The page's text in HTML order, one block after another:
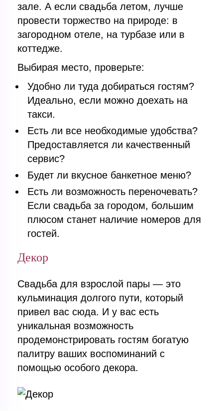
зале. А если свадьба летом, лучше
провести торжество на природе: в
загородном отеле, на турбазе или в
коттедже.
Выбирая место, проверьте:
Удобно ли туда добираться гостям?
Идеально, если можно доехать на
такси.
Есть ли все необходимые удобства?
Предоставляется ли качественный
сервис?
Будет ли вкусное банкетное меню?
Есть ли возможность переночевать?
Если свадьба за городом, большим
плюсом станет наличие номеров для
гостей.
Декор
Свадьба для взрослой пары — это
кульминация долгого пути, который
привел вас сюда. И у вас есть
уникальная возможность
продемонстрировать гостям богатую
палитру ваших воспоминаний с
помощью особого декора.